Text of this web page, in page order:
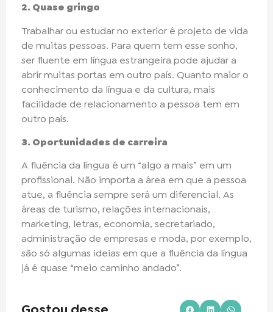
2. Quase gringo
Trabalhar ou estudar no exterior é projeto de vida
de muitas pessoas. Para quem tem esse sonho,
ser fluente em língua estrangeira pode ajudar a
abrir muitas portas em outro país. Quanto maior o
conhecimento da língua e da cultura, mais
facilidade de relacionamento a pessoa tem em
outro país.
3. Oportunidades de carreira
A fluência da língua é um “algo a mais” em um
profissional. Não importa a área em que a pessoa
atue, a fluência sempre será um diferencial. As
áreas de turismo, relações internacionais,
marketing, letras, economia, secretariado,
administração de empresas e moda, por exemplo,
são só algumas ideias em que a fluência da língua
já é quase “meio caminho andado”.